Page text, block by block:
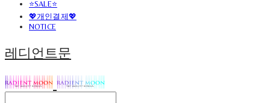
⭐SALE⭐
💖개인결제💖
NOTICE
레디언트문